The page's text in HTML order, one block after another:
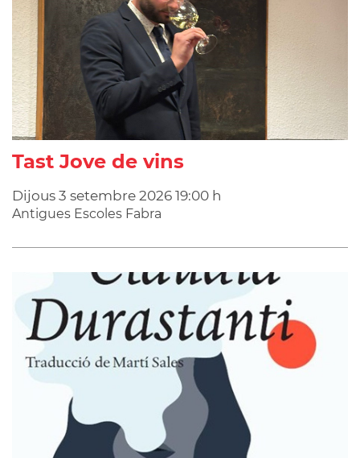
Tast Jove de vins
Dijous 3 setembre 2026 19:00 h
Antigues Escoles Fabra